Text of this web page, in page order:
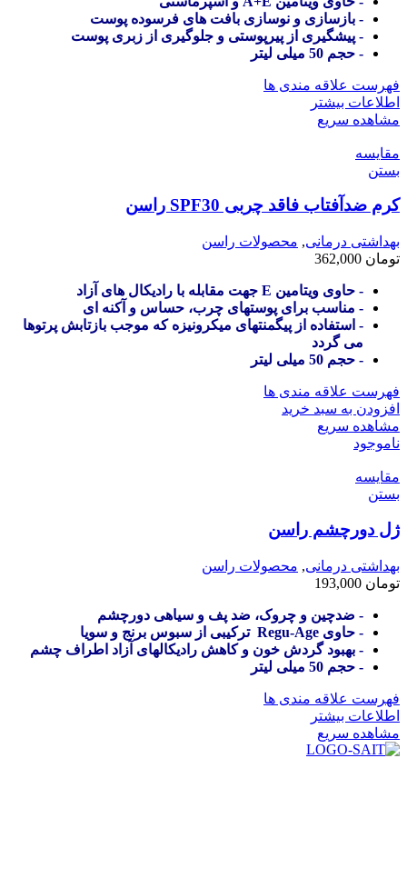
- بازسازی و نوسازی بافت های فرسوده پوست
- پیشگیری از پیرپوستی و جلوگیری از زبری پوست
- حجم 50 میلی لیتر
فهرست علاقه مندی ها
اطلاعات بیشتر
مشاهده سریع
مقایسه
بستن
کرم ضدآفتاب فاقد چربی SPF30 راسن
بهداشتی درمانی, محصولات راسن
تومان
- حاوی ویتامین E جهت مقابله با رادیکال های آزاد
- مناسب برای پوستهای چرب، حساس و آکنه ای
- استفاده از پیگمنتهای میکرونیزه که موجب بازتابش پرتوها
می گردد
- حجم 50 میلی لیتر
فهرست علاقه مندی ها
افزودن به سبد خرید
مشاهده سریع
ناموجود
مقایسه
بستن
ژل دورچشم راسن
بهداشتی درمانی, محصولات راسن
تومان
- ضدچین و چروک، ضد پف و سیاهی دورچشم
- حاوی Regu-Age ترکیبی از سبوس برنج و سویا
- بهبود گردش خون و کاهش رادیکالهای آزاد اطراف چشم
- حجم 50 میلی لیتر
فهرست علاقه مندی ها
اطلاعات بیشتر
مشاهده سریع